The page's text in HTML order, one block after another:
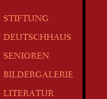
STIFTUNG
DEUTSCHHAUS
SENIOREN
BILDERGALERIE
LITERATUR